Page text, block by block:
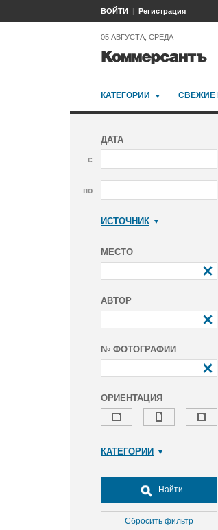
ВОЙТИ Регистрация
05 АВГУСТА, СРЕДА
КАТЕГОРИИ СВЕЖИЕ
ДАТА
с
по
ИСТОЧНИК
МЕСТО
АВТОР
№ ФОТОГРАФИИ
ОРИЕНТАЦИЯ
КАТЕГОРИИ
Досуг, туризм и отдых
Культура
Медицина
Найти
Сбросить фильтр